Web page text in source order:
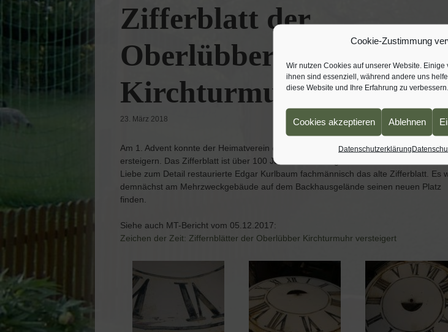
Cookie-Zustimmung
Wir nutzen Cookies auf unserer Website. Einige
ihnen sind essenziell, während andere uns
diese Website und Ihre Erfahrung zu verbessern.
Cookies akzeptieren Ablehnen
Datenschutzerklärung
Zifferblatt der
Oberlübber
Kirchturmuhr
23. März 2018
Am 1. Advent konnte der Heimatverein ein altes Zifferblatt der Oberlübber
ersteigern. Das Zifferblatt ist über 100 Jahre alt und zeigte deutlichen Rostbefall. Mit
Liebe zum Detail restaurierte Edgar Kurlbaum fachmännisch das alte Zifferblatt. Es
demnächst am Mehrzweckgebäude auf dem Backhausgelände seinen neuen Platz
finden.
Siehe auch MT-Bericht vom 05.12.2017:
Zeichen der Zeit: Ziffernblätter der Oberlübber Kirchturmuhr versteigert